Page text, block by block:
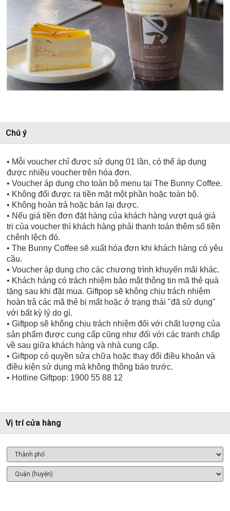
Chú ý
• Mỗi voucher chỉ được sử dụng 01 lần, có thể áp dụng
được nhiều voucher trên hóa đơn.
• Voucher áp dụng cho toàn bộ menu tại The Bunny Coffee.
• Không đổi được ra tiền mặt một phần hoặc toàn bộ.
• Không hoàn trả hoặc bán lại được.
• Nếu giá tiền đơn đặt hàng của khách hàng vượt quá giá
trị của voucher thì khách hàng phải thanh toán thêm số tiền
chênh lệch đó.
• The Bunny Coffee sẽ xuất hóa đơn khi khách hàng có yêu
cầu.
• Voucher áp dụng cho các chương trình khuyến mãi khác.
• Khách hàng có trách nhiệm bảo mật thông tin mã thẻ quà
tặng sau khi đặt mua. Giftpop sẽ không chịu trách nhiệm
hoàn trả các mã thẻ bị mất hoặc ở trạng thái "đã sử dụng"
với bất kỳ lý do gì.
• Giftpop sẽ không chịu trách nhiệm đối với chất lượng của
sản phẩm được cung cấp cũng như đối với các tranh chấp
về sau giữa khách hàng và nhà cung cấp.
• Giftpop có quyền sửa chữa hoặc thay đổi điều khoản và
điều kiện sử dụng mà không thông báo trước.
• Hotline Giftpop: 1900 55 88 12
Vị trí cửa hàng